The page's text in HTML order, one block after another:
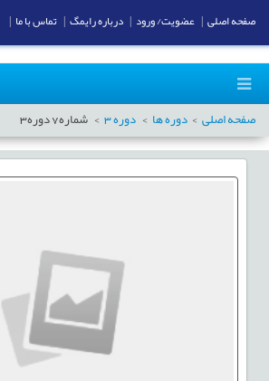
صفحه اصلی دوره ها دوره3 شماره7دوره3
صفحه اصلی عضویت/ ورود درباره رایمگ تماس با ما